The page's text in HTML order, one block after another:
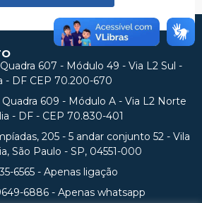
607 - Módulo 49 - Via L2 Sul -
- DF CEP 70.200-670
Quadra 609 - Módulo A - Via L2 Norte
- DF - CEP 70.830-401
205 - 5 andar conjunto 52 - Vila
São Paulo - SP, 04551-000
6565 - Apenas ligação
6886 - Apenas whatsapp